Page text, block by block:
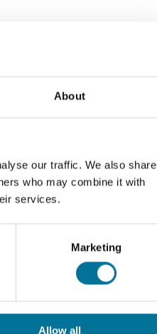
About
our traffic. We also share
who may combine it with
services.
Marketing
Allow all